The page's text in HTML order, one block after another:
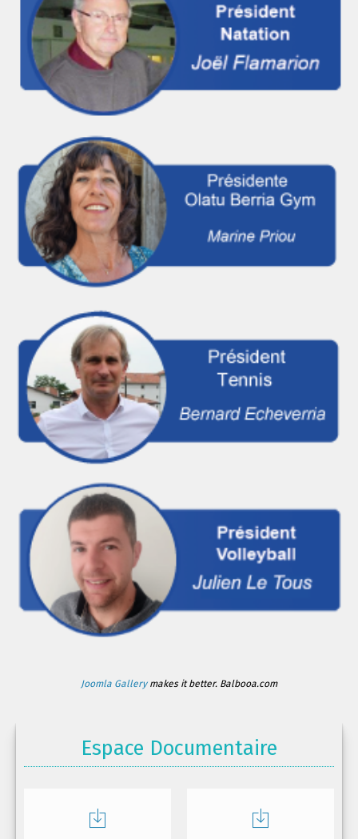
Joomla Gallerymakes it better. Balbooa.com
Espace Documentaire